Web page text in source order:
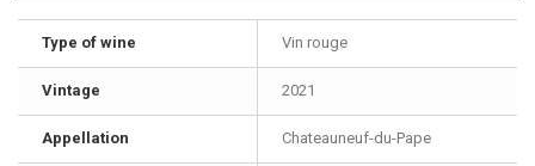
Type of wine Vin rouge
Vintage 2021
Appellation Chateauneuf-du-Pape